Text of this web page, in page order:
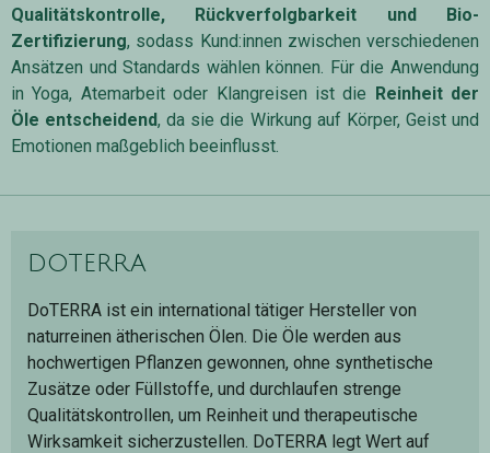
Qualitätskontrolle, Rückverfolgbarkeit und Bio-
Zertifizierung, sodass Kund:innen zwischen verschiedenen
Ansätzen und Standards wählen können. Für die Anwendung
in Yoga, Atemarbeit oder Klangreisen ist die Reinheit der
Öle entscheidend, da sie die Wirkung auf Körper, Geist und
Emotionen maßgeblich beeinflusst.
doterra
DoTERRA ist ein international tätiger Hersteller von
naturreinen ätherischen Ölen. Die Öle werden aus
hochwertigen Pflanzen gewonnen, ohne synthetische
Zusätze oder Füllstoffe, und durchlaufen strenge
Qualitätskontrollen, um Reinheit und therapeutische
Wirksamkeit sicherzustellen. DoTERRA legt Wert auf